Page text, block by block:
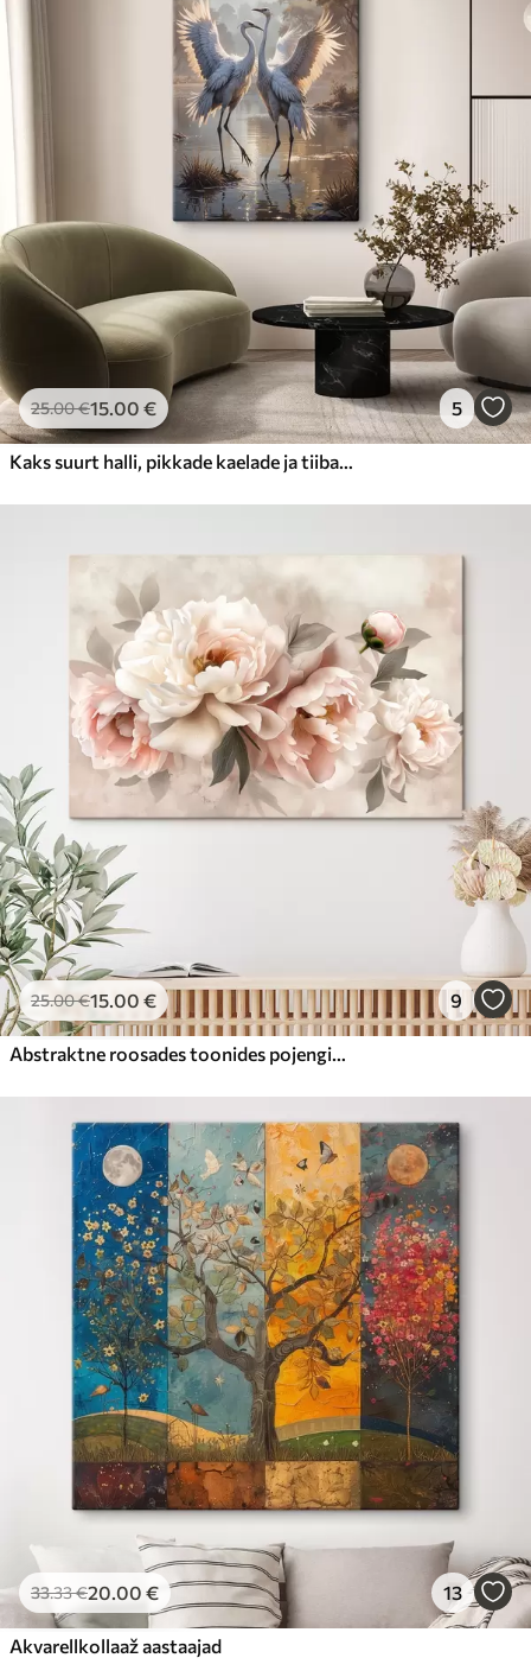
25.00€15.00 € 5
Kaks suurt halli, pikkade kaelade ja tiibadega kraanat, mis seisavad puudest ümbritsetud udujärves
25.00€15.00 € 9
Abstraktne roosades toonides pojengide kimp
33.33€20.00 € 13
Akvarellkollaaž aastaajad